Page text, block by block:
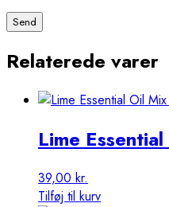
Relaterede varer
Lime
39,00 kr.
Tilføj til kurv